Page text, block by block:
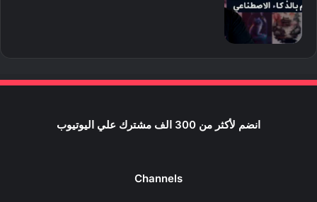
انضم لأكثر من 300 الف مشترك علي اليوتيوب
Channels